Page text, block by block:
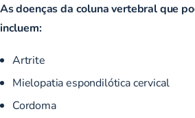
As doenças da coluna vertebral que
incluem:
Artrite
Mielopatia espondilótica cervical
Cordoma